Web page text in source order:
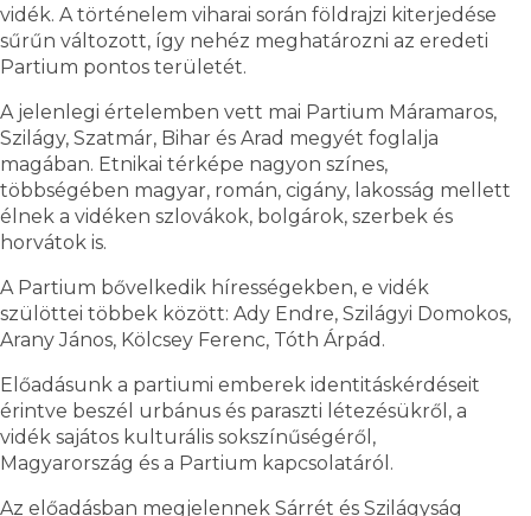
vidék. A történelem viharai során földrajzi kiterjedése
sűrűn változott, így nehéz meghatározni az eredeti
Partium pontos területét.
A jelenlegi értelemben vett mai Partium Máramaros,
Szilágy, Szatmár, Bihar és Arad megyét foglalja
magában. Etnikai térképe nagyon színes,
többségében magyar, román, cigány, lakosság mellett
élnek a vidéken szlovákok, bolgárok, szerbek és
horvátok is.
A Partium bővelkedik hírességekben, e vidék
szülöttei többek között: Ady Endre, Szilágyi Domokos,
Arany János, Kölcsey Ferenc, Tóth Árpád.
Előadásunk a partiumi emberek identitáskérdéseit
érintve beszél urbánus és paraszti létezésükről, a
vidék sajátos kulturális sokszínűségéről,
Magyarország és a Partium kapcsolatáról.
Az előadásban megjelennek Sárrét és Szilágyság